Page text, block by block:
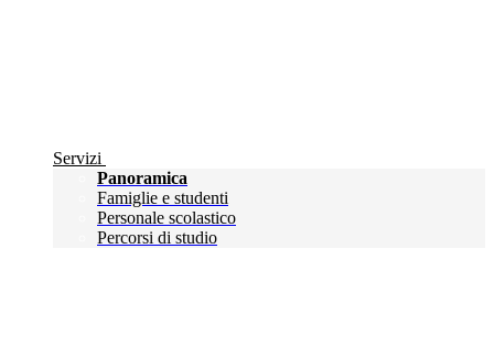
Servizi
Panoramica
Famiglie e studenti
Personale scolastico
Percorsi di studio